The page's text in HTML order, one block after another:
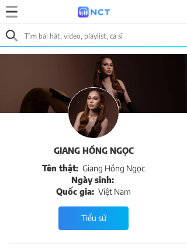
GIANG HỒNG NGỌC
Tên thật: Giang Hồng Ngọc
Ngày sinh:
Quốc gia: Việt Nam
Tiểu sử